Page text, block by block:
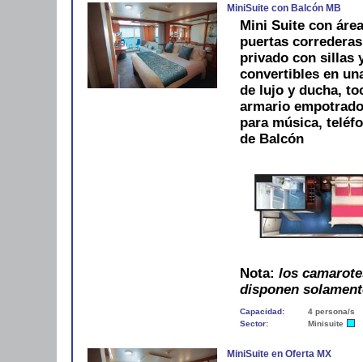
MiniSuite con Balcón MB
Mini Suite con
puertas
privado con sillas
convertibles en
de lujo y ducha,
armario
para música,
de Balcón
Nota: los
disponen
Capacidad:
4 persona/s
Sector:
Minisuite
MiniSuite en Oferta MX